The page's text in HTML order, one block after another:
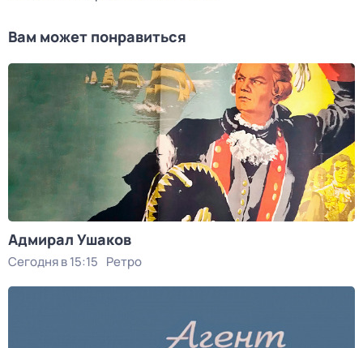
Вам может понравиться
Адмирал Ушаков
Сегодня в 15:15 Ретро